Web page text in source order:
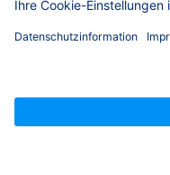
Versand